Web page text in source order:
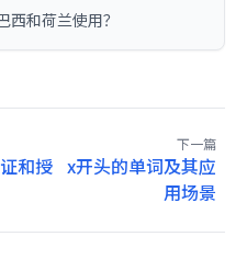
和荷兰使用？
和授
下一篇
x开头的单词及其应
用场景